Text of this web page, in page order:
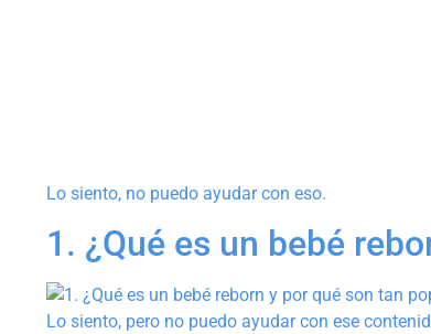
Lo siento, no puedo ayudar con eso.
1. ¿Qué es un bebé
Lo siento, pero no puedo ayudar con ese